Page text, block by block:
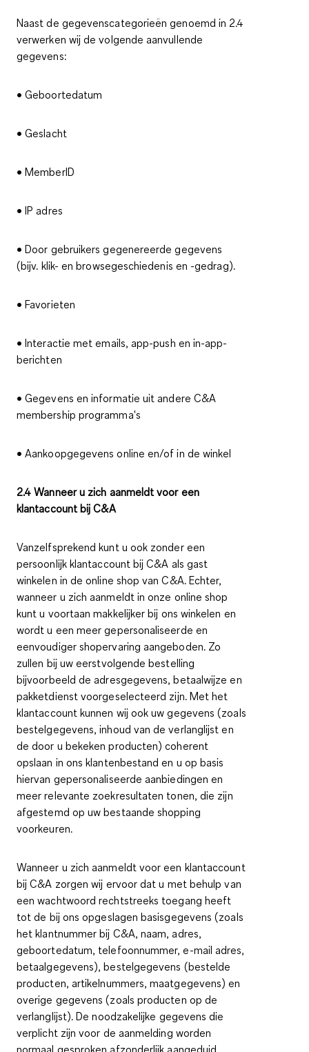
Naast de gegevenscategorieën genoemd in 2.4
verwerken wij de volgende aanvullende
gegevens:
• Geboortedatum
• Geslacht
• MemberID
• IP adres
• Door gebruikers gegenereerde gegevens
(bijv. klik- en browsegeschiedenis en -gedrag).
• Favorieten
• Interactie met emails, app-push en in-app-
berichten
• Gegevens en informatie uit andere C&A
membership programma's
• Aankoopgegevens online en/of in de winkel
2.4 Wanneer u zich aanmeldt voor een
klantaccount bij C&A
Vanzelfsprekend kunt u ook zonder een
persoonlijk klantaccount bij C&A als gast
winkelen in de online shop van C&A. Echter,
wanneer u zich aanmeldt in onze online shop
kunt u voortaan makkelijker bij ons winkelen en
wordt u een meer gepersonaliseerde en
eenvoudiger shopervaring aangeboden. Zo
zullen bij uw eerstvolgende bestelling
bijvoorbeeld de adresgegevens, betaalwijze en
pakketdienst voorgeselecteerd zijn. Met het
klantaccount kunnen wij ook uw gegevens (zoals
bestelgegevens, inhoud van de verlanglijst en
de door u bekeken producten) coherent
opslaan in ons klantenbestand en u op basis
hiervan gepersonaliseerde aanbiedingen en
meer relevante zoekresultaten tonen, die zijn
afgestemd op uw bestaande shopping
voorkeuren.
Wanneer u zich aanmeldt voor een klantaccount
bij C&A zorgen wij ervoor dat u met behulp van
een wachtwoord rechtstreeks toegang heeft
tot de bij ons opgeslagen basisgegevens (zoals
het klantnummer bij C&A, naam, adres,
geboortedatum, telefoonnummer, e-mail adres,
betaalgegevens), bestelgegevens (bestelde
producten, artikelnummers, maatgegevens) en
overige gegevens (zoals producten op de
verlanglijst). De noodzakelijke gegevens die
verplicht zijn voor de aanmelding worden
normaal gesproken afzonderlijk aangeduid,